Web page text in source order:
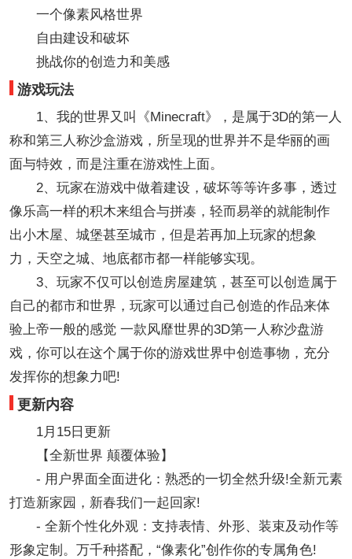
一个像素风格世界
自由建设和破坏
挑战你的创造力和美感
游戏玩法
1、我的世界又叫《Minecraft》，是属于3D的第一人
称和第三人称沙盒游戏，所呈现的世界并不是华丽的画
面与特效，而是注重在游戏性上面。
2、玩家在游戏中做着建设，破坏等等许多事，透过
像乐高一样的积木来组合与拼凑，轻而易举的就能制作
出小木屋、城堡甚至城市，但是若再加上玩家的想象
力，天空之城、地底都市都一样能够实现。
3、玩家不仅可以创造房屋建筑，甚至可以创造属于
自己的都市和世界，玩家可以通过自己创造的作品来体
验上帝一般的感觉 一款风靡世界的3D第一人称沙盘游
戏，你可以在这个属于你的游戏世界中创造事物，充分
发挥你的想象力吧!
更新内容
1月15日更新
【全新世界 颠覆体验】
- 用户界面全面进化：熟悉的一切全然升级!全新元素
打造新家园，新春我们一起回家!
- 全新个性化外观：支持表情、外形、装束及动作等
形象定制。万千种搭配，“像素化”创作你的专属角色!